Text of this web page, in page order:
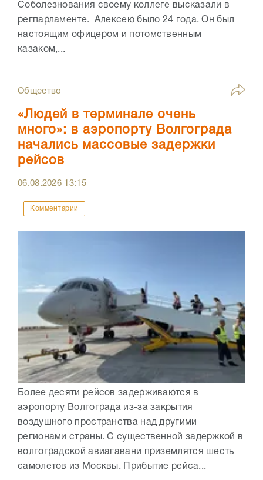
Соболезнования своему коллеге высказали в
регпарламенте. Алексею было 24 года. Он был
настоящим офицером и потомственным
казаком,...
Общество
«Людей в терминале очень
много»: в аэропорту Волгограда
начались массовые задержки
рейсов
06.08.2026 13:15
Комментарии
Более десяти рейсов задерживаются в
аэропорту Волгограда из-за закрытия
воздушного пространства над другими
регионами страны. С существенной задержкой в
волгоградской авиагавани приземлятся шесть
самолетов из Москвы. Прибытие рейса...